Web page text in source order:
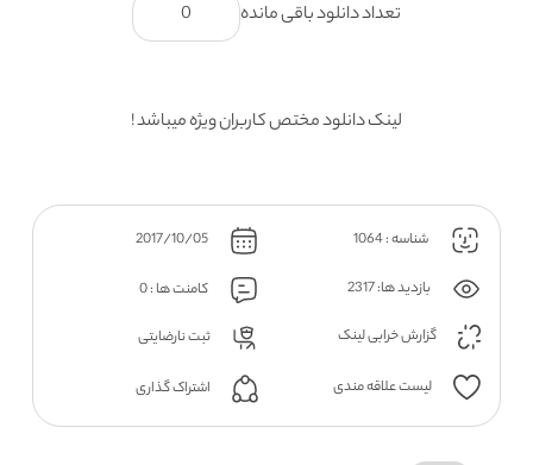
تعداد دانلود باقی مانده 0
لینک دانلود مختص کاربران ویژه میباشد !
شناسه : 1064 2017/10/05
بازدید ها: 2317
کامنت ها : 0
گزارش خرابی لینک
ثبت نارضایتی
لیست علاقه مندی اشتراک گذاری